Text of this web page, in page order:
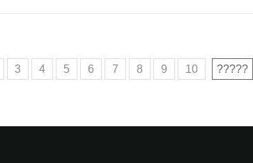
3 4 5 6 7 8 9 10 ?????